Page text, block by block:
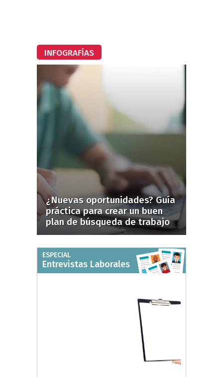
INFOGRAFÍAS
¿Nuevas oportunidades? Guía
práctica para crear un buen
plan de búsqueda de trabajo
ESPECIAL
Entrevistas Laborales